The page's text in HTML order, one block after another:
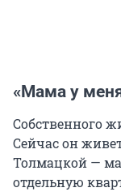
«Мама у
Собственного
Сейчас он
Толмацкой —
отдельную